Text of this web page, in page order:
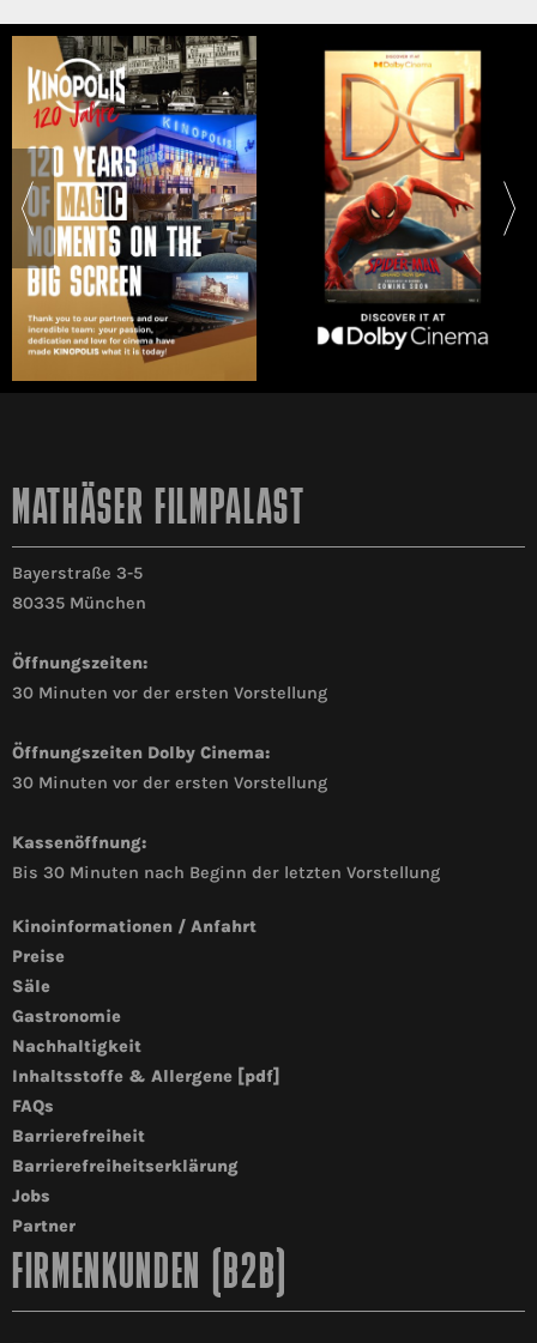
MATHÄSER FILMPALAST
Bayerstraße 3-5
80335 München
Öffnungszeiten:
30 Minuten vor der ersten Vorstellung
Öffnungszeiten Dolby Cinema:
30 Minuten vor der ersten Vorstellung
Kassenöffnung:
Bis 30 Minuten nach Beginn der letzten Vorstellung
Kinoinformationen / Anfahrt
Preise
Säle
Gastronomie
Nachhaltigkeit
Inhaltsstoffe & Allergene [pdf]
FAQs
Barrierefreiheit
Barrierefreiheitserklärung
Jobs
Partner
FIRMENKUNDEN (B2B)